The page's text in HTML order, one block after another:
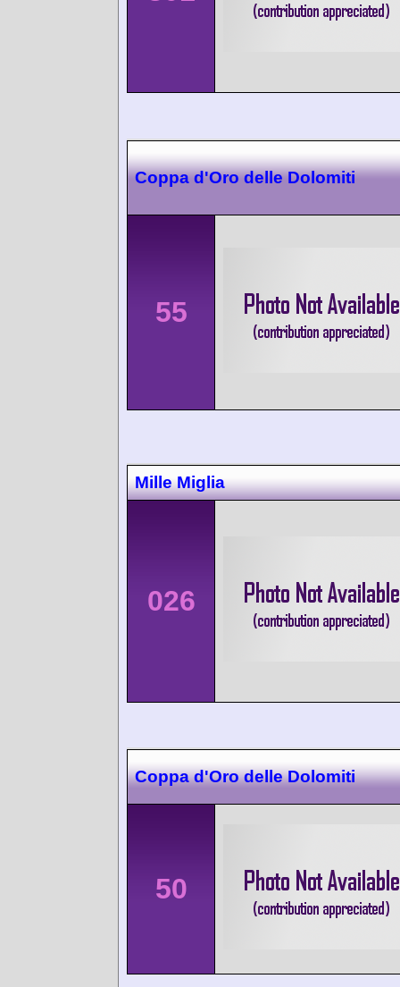
Coppa d'Oro delle Dolomiti
55
Mille Miglia
026
Coppa d'Oro delle Dolomiti
50